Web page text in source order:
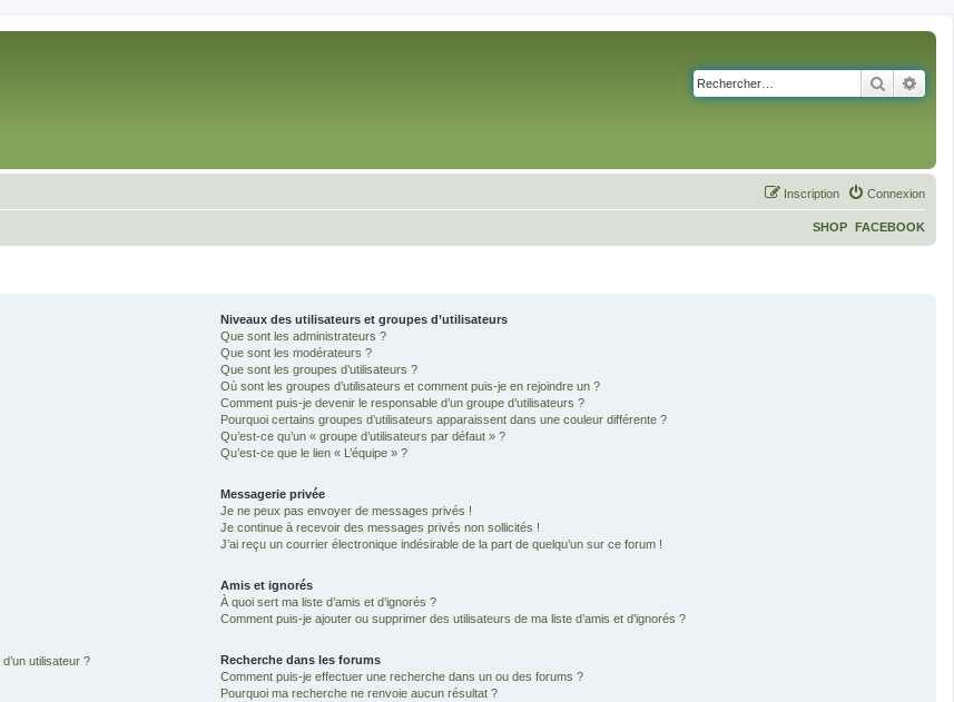
Connexion
Inscription
FACEBOOK
SHOP
utilisateur ?
Niveaux des utilisateurs et groupes d’utilisateurs
Que sont les administrateurs ?
Que sont les modérateurs ?
Que sont les groupes d’utilisateurs ?
Où sont les groupes d’utilisateurs et comment puis-je en rejoindre un ?
Comment puis-je devenir le responsable d’un groupe d’utilisateurs ?
Pourquoi certains groupes d’utilisateurs apparaissent dans une couleur différente ?
Qu’est-ce qu’un « groupe d’utilisateurs par défaut » ?
Qu’est-ce que le lien « L’équipe » ?
Messagerie privée
Je ne peux pas envoyer de messages privés !
Je continue à recevoir des messages privés non sollicités !
J’ai reçu un courrier électronique indésirable de la part de quelqu’un sur ce forum !
Amis et ignorés
À quoi sert ma liste d’amis et d’ignorés ?
Comment puis-je ajouter ou supprimer des utilisateurs de ma liste d’amis et d’ignorés ?
Recherche dans les forums
Comment puis-je effectuer une recherche dans un ou des forums ?
Pourquoi ma recherche ne renvoie aucun résultat ?